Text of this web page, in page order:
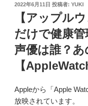
投
2022年6月11日 投稿者: YUKI
【アップル
だけで健康
声優は誰？
【
Appleから「Apple
放映されています。